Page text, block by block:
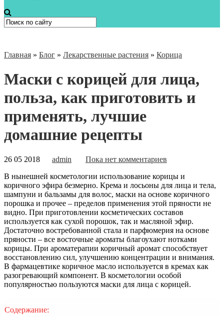
Главная » Блог » Лекарственные растения » Корица
Маски с корицей для лица,
польза, как приготовить и
применять, лучшие
домашние рецепты
26 05 2018 admin
Пока нет комментариев
В нынешней косметологии использование корицы и
коричного эфира безмерно. Крема и лосьоны для лица и тела,
шампуни и бальзамы для волос, маски на основе коричного
порошка и прочее – пределов применения этой пряности не
видно. При приготовлении косметических составов
используется как сухой порошок, так и масляной эфир.
Достаточно востребованной стала и парфюмерия на основе
пряности – все восточные ароматы благоухают нотками
корицы. При ароматерапии коричный аромат способствует
восстановлению сил, улучшению концентрации и внимания.
В фармацевтике коричное масло используется в кремах как
разогревающий компонент. В косметологии особой
популярностью пользуются маски для лица с корицей.
Содержание: